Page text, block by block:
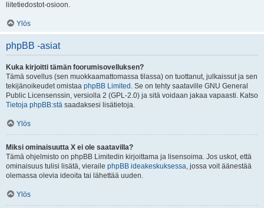
liitetiedostot-osioon.
Ylös
phpBB -asiat
Kuka kirjoitti tämän foorumisovelluksen?
Tämä sovellus (sen muokkaamattomassa tilassa) on tuottanut, julkaissut ja sen
tekijänoikeudet omistaa phpBB Limited . Se on tehty saataville GNU General
Public Licensenssin, versiolla 2 (GPL-2.0) ja sitä voidaan jakaa vapaasti. Katso
Tietoja phpBB:stä saadaksesi lisätietoja.
Ylös
Miksi ominaisuutta X ei ole saatavilla?
Tämä ohjelmisto on phpBB Limitedin kirjoittama ja lisensoima. Jos uskot, että
ominaisuus tulisi lisätä, vieraile phpBB ideakeskuksessa, jossa voit äänestää
olemassa olevia ideoita tai lähettää uuden.
Ylös